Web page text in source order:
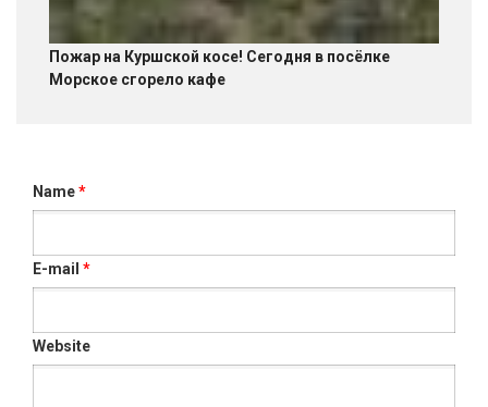
Пожар на Куршской косе! Сегодня в посёлке
Морское сгорело кафе
Name*
E-mail *
Website